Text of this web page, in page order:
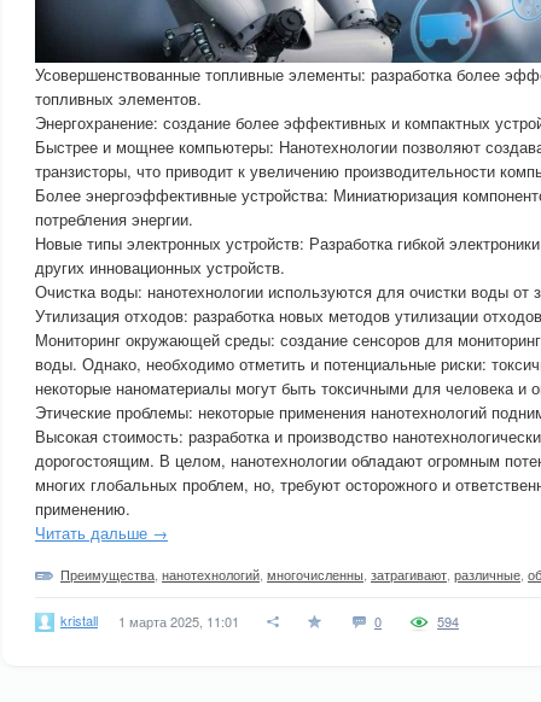
Усовершенствованные топливные элементы: разработка более
топливных элементов.
Энергохранение: создание более эффективных и компактных
Быстрее и мощнее компьютеры: Нанотехнологии позволяют
транзисторы, что приводит к увеличению производительности
Более энергоэффективные устройства: Миниатюризация
потребления энергии.
Новые типы электронных устройств: Разработка гибкой
других инновационных устройств.
Очистка воды: нанотехнологии используются для очистки воды от
Утилизация отходов: разработка новых методов утилизации
Мониторинг окружающей среды: создание сенсоров для
воды. Однако, необходимо отметить и потенциальные риски:
некоторые наноматериалы могут быть токсичными для человека
Этические проблемы: некоторые применения нанотехнологий
Высокая стоимость: разработка и производство
дорогостоящим. В целом, нанотехнологии обладают огромным
многих глобальных проблем, но, требуют осторожного и
применению.
Читать дальше →
Преимущества нанотехнологий многочисленны затрагивают различные
kristall 1 марта 2025, 11:01 0 594